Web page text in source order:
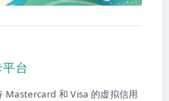
台
Mastercard 和 Visa 的虚拟信用